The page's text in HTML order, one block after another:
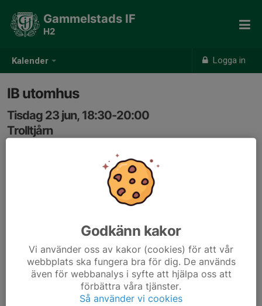
Kalender Logga in
Gammelstads IF
H2
IB utomhus
Tisdag 23 jun, 18:30-20:00
Trolltjårn
Samling: 18:25, Trolltjärn
Godkänn kakor
Vi använder oss av kakor (cookies) för att vår
webbplats ska fungera bra för dig. De används
även för webbanalys i syfte att hjälpa oss att
förbättra våra tjänster.
Så använder vi cookies